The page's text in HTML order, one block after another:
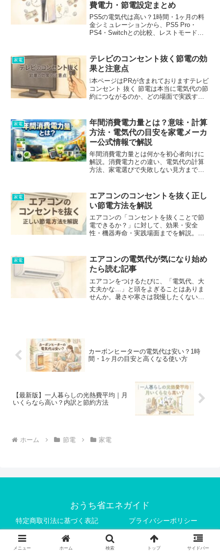
費電力・節電設定まとめ
PS5の電気代は高い？1時間・1ヶ月の料
金シミュレーションから、PS5 Pro・
PS4・Switchとの比較、レストモードの
チェックリストや、根本的な節約方法も
紹介します。
家電
テレビのコンセント抜く節電の効
果と注意点
❕本ページはPRが含まれておりますテレビ
コンセント 抜く 節電は本当に電気代の節
約につながるのか、どの場面で実践すべ
その仕組みや現実的な活用シーン、機能
面の注意点、代...
家電
年間消費電力量とは？意味・計算
方法・電気代の目安を家電メーカ
ー公式情報で解説
年間消費電力量とは何かを初心者向けに
解説。消費電力との違い、電気代の計算
方法、家電選びで失敗しない見方まで、
家電
エアコンのコンセントを抜く正し
い節電方法を解説
エアコンの「コンセントを抜くことで節
電できるか？」に対して、効果・安全
性・機器寿命・実践場面までを解説。待
家電
エアコンの電気代が気になり始め
たら読む記事
エアコンをつけるたびに、「電気代、大
丈夫かな…」と頭をよぎることはありま
せんか。暑さや寒さは我慢したくない。
カーボンヒーターの電気代は安い？1時
間・1ヶ月の目安と高くなる使い方
【最新版】一人暮らしの光熱費平均｜月
いくらなら高い？内訳と節約方法
ホーム 節電 家電
おうち省エネガイド
特定商取引法に基づく表記
プライバシーポリシー
お問い合わせ
© 2025 おうち省エネガイド.
メニュー ホーム 検索 トップ サイドバー